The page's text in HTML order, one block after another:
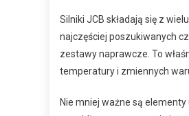
Silniki JCB składają się z
najczęściej poszukiwanych
zestawy naprawcze. To
temperatury i zmiennych
Nie mniej ważne są